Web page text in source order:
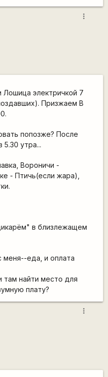
more_vert
электричкой 7
Призжаем В
попозже? После
5.30 утра...
Вороничи -
- Птичь(если жара),
в близлежащем
меня--еда, и оплата
найти место для
плату?
more_vert